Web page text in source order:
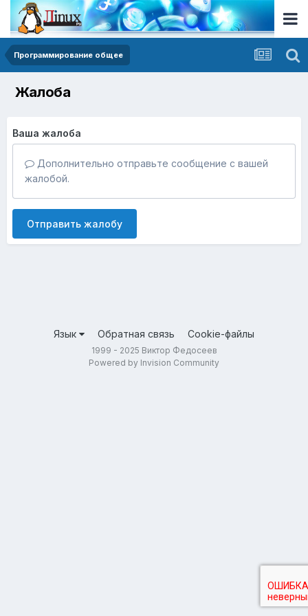
Программирование общее
Жалоба
Ваша жалоба
Дополнительно отправьте сообщение с вашей
жалобой.
Отправить жалобу
Язык Обратная связь Cookie-файлы
1999 - 2025 Виктор Федосеев
Powered by Invision Community